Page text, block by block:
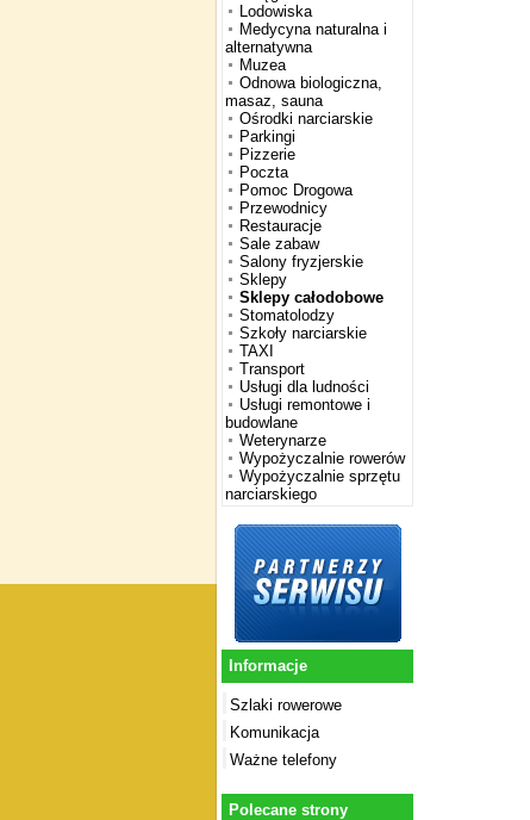
Lodowiska
Medycyna naturalna i
alternatywna
Muzea
Odnowa biologiczna,
masaz, sauna
Ośrodki narciarskie
Parkingi
Pizzerie
Poczta
Pomoc Drogowa
Przewodnicy
Restauracje
Sale zabaw
Salony fryzjerskie
Sklepy
Sklepy całodobowe
Stomatolodzy
Szkoły narciarskie
TAXI
Transport
Usługi dla ludności
Usługi remontowe i
budowlane
Weterynarze
Wypożyczalnie rowerów
Wypożyczalnie sprzętu
narciarskiego
Informacje
Szlaki rowerowe
Komunikacja
Ważne telefony
Polecane strony